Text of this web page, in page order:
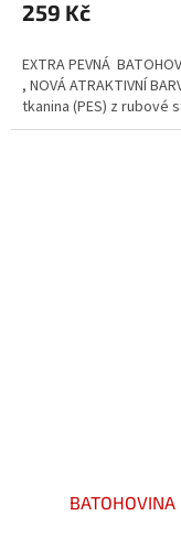
je
z
hvězdiček.
259 Kč
EXTRA PEVNÁ
, NOVÁ ATRAKTIVNÍ
tkanina (PES) z rubové